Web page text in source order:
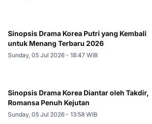
Sinopsis Drama Korea Putri yang Kembali
untuk Menang Terbaru 2026
Sunday, 05 Jul 2026 - 18:47 WIB
Sinopsis Drama Korea Diantar oleh Takdir,
Romansa Penuh Kejutan
Sunday, 05 Jul 2026 - 13:58 WIB